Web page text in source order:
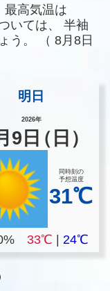
最高気温は
いては、
半袖
う。
（ 8月8日
明日
2026年
9 日（日）
同時刻の
予想温度
31℃
33℃ |24℃